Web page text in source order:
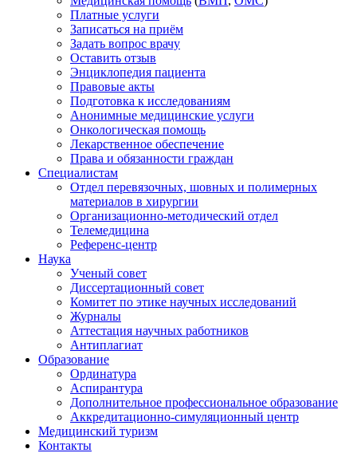
Платные услуги
Записаться на приём
Задать вопрос врачу
Оставить отзыв
Энциклопедия пациента
Правовые акты
Подготовка к исследованиям
Анонимные медицинские услуги
Онкологическая помощь
Лекарственное обеспечение
Права и обязанности граждан
Специалистам
Отдел перевязочных, шовных и полимерных
материалов в хирургии
Организационно-методический отдел
Телемедицина
Референс-центр
Наука
Ученый совет
Диссертационный совет
Комитет по этике научных исследований
Журналы
Аттестация научных работников
Антиплагиат
Образование
Ординатура
Аспирантура
Дополнительное профессиональное образование
Аккредитационно-симуляционный центр
Медицинский туризм
Контакты